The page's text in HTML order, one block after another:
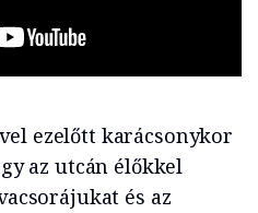
ezelőtt karácsonykor
az utcán élőkkel
és az